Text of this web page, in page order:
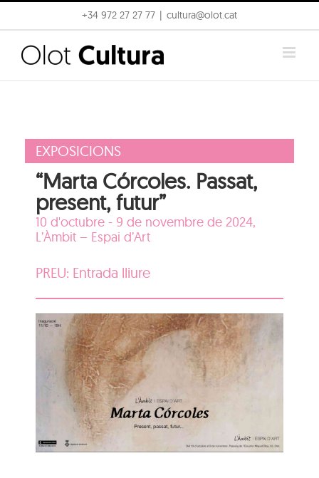
to
content
+34 972 27 27 77 cultura@olot.cat
EXPOSICIONS
“Marta Córcoles. Passat,
present, futur”
10 d'octubre - 9 de novembre de 2024,
L’Àmbit – Espai d’Art
PREU: Entrada lliure